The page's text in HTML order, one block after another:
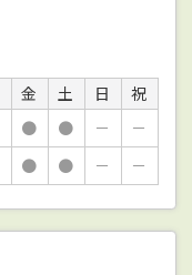
金 土 日
祝
● ● －
－
● ● － －